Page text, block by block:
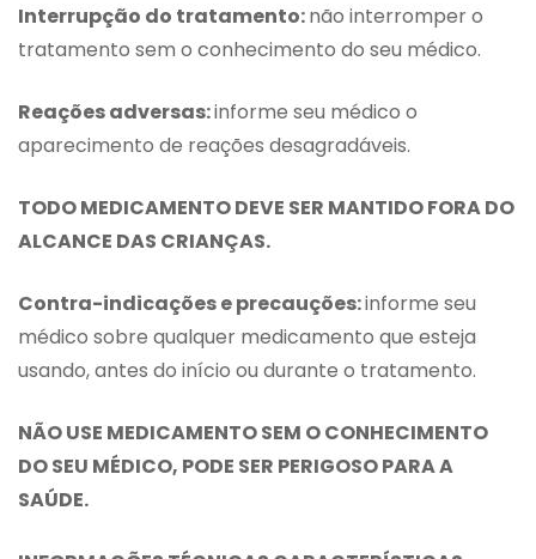
Interrupção do tratamento:não interromper o
tratamento sem o conhecimento do seu médico.
Reações adversas:informe seu médico o
aparecimento de reações desagradáveis.
TODO MEDICAMENTO DEVE SER MANTIDO FORA DO
ALCANCE DAS CRIANÇAS.
Contra-indicações e precauções:informe seu
médico sobre qualquer medicamento que esteja
usando, antes do início ou durante o tratamento.
NÃO USE MEDICAMENTO SEM O CONHECIMENTO
DO SEU MÉDICO, PODE SER PERIGOSO PARA A
SAÚDE.